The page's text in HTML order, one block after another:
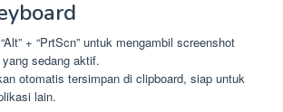
+ “PrtScn” untuk mengambil screenshot
sedang aktif.
otomatis tersimpan di clipboard, siap untuk
lain.